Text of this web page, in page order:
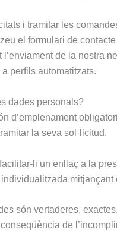
i tramitar les
el formulari de
de la nostra
perfils automatitzats.
dades personals?
d’emplenament
la seva sol·licitud.
li un enllaç a la
són vertaderes,
de